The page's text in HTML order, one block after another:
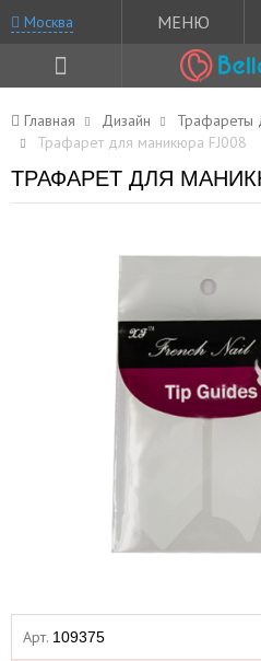
Москва МЕНЮ
Главная Дизайн
Трафареты
Трафарет для маникюра FJ008
ТРАФАРЕТ ДЛЯ
Арт. 109375